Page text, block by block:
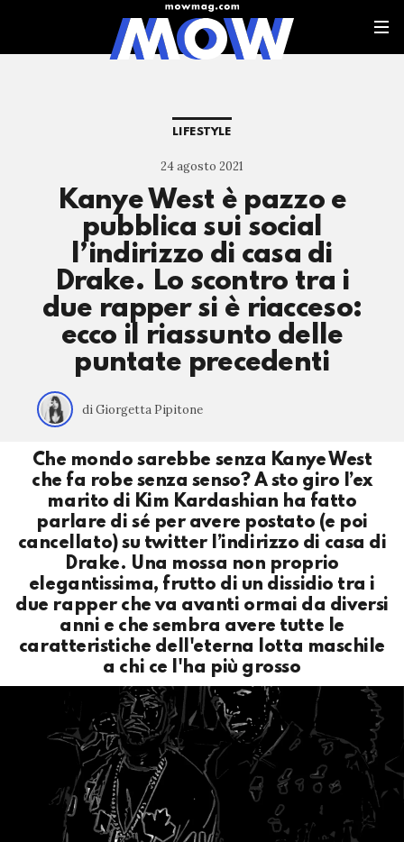
LIFESTYLE
24 agosto 2021
Kanye West è pazzo e
pubblica sui social
l’indirizzo di casa di
Drake. Lo scontro tra i
due rapper si è riacceso:
ecco il riassunto delle
puntate precedenti
di Giorgetta Pipitone
Che mondo sarebbe senza Kanye West
che fa robe senza senso? A sto giro l’ex
marito di Kim Kardashian ha fatto
parlare di sé per avere postato (e poi
cancellato) su twitter l’indirizzo di casa di
Drake. Una mossa non proprio
elegantissima, frutto di un dissidio tra i
due rapper che va avanti ormai da diversi
anni e che sembra avere tutte le
caratteristiche dell'eterna lotta maschile
a chi ce l'ha più grosso